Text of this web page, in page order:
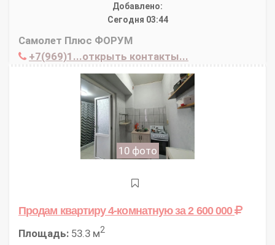
Добавлено:
Сегодня 03:44
Самолет Плюс ФОРУМ
+7(969)1...открыть контакты...
10 фото
Продам квартиру 4-комнатнуюза 2 600 000
Площадь: 53.3 м2